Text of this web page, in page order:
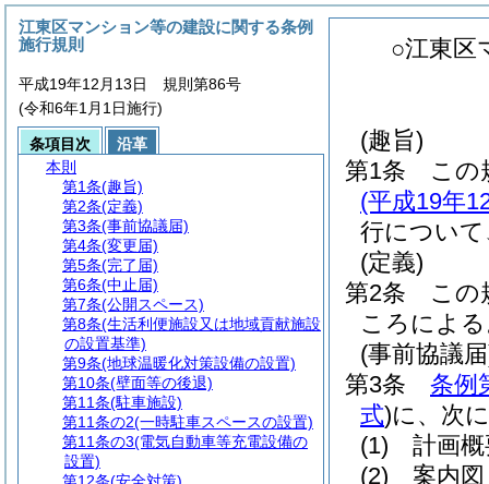
○江東区
(趣旨)
第1条
この
(平成19年
行につい
(定義)
第2条
この
ころによ
(事前協議
第3条
条例
式)に、次
(1)
計画
(2)
案内図
江東区マンション等の建設に関する条例
施行規則
平成19年12月13日 規則第86号
(令和6年1月1日施行)
条項目次
沿革
本則
第1条(趣旨)
第2条(定義)
第3条(事前協議届)
第4条(変更届)
第5条(完了届)
第6条(中止届)
第7条(公開スペース)
第8条(生活利便施設又は地域貢献施設
の設置基準)
第9条(地球温暖化対策設備の設置)
第10条(壁面等の後退)
第11条(駐車施設)
第11条の2(一時駐車スペースの設置)
第11条の3(電気自動車等充電設備の
設置)